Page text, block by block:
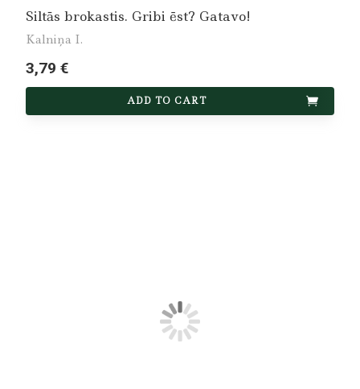
Siltās brokastis. Gribi ēst? Gatavo!
Kalniņa I.
3,79 €
ADD TO CART